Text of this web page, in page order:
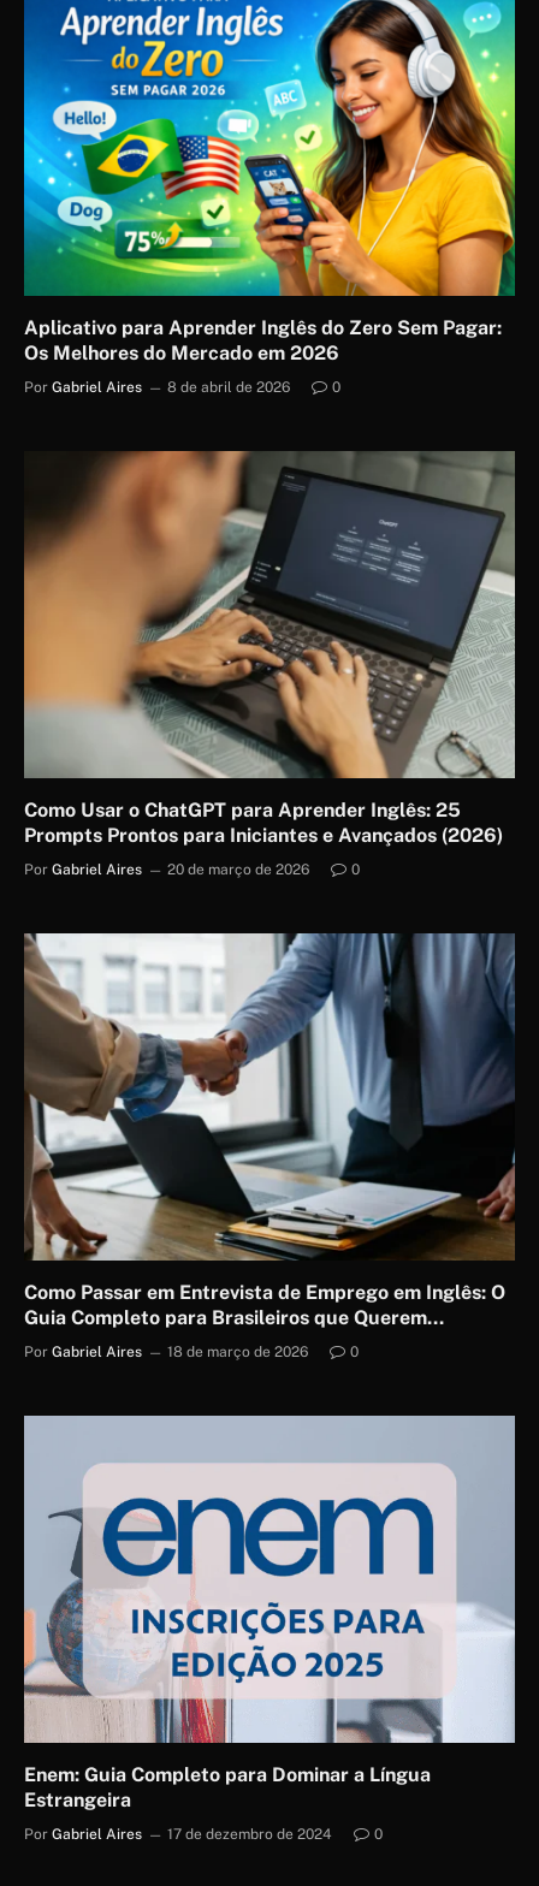
Aplicativo para Aprender Inglês do Zero Sem Pagar:
Os Melhores do Mercado em 2026
Por Gabriel Aires 8 de abril de 2026 0
Como Usar o ChatGPT para Aprender Inglês: 25
Prompts Prontos para Iniciantes e Avançados (2026)
Por Gabriel Aires 20 de março de 2026 0
Como Passar em Entrevista de Emprego em Inglês: O
Guia Completo para Brasileiros que Querem
Conquistar Vagas Internacionais
Por Gabriel Aires 18 de março de 2026 0
Enem: Guia Completo para Dominar a Língua
Estrangeira
Por Gabriel Aires 17 de dezembro de 2024 0